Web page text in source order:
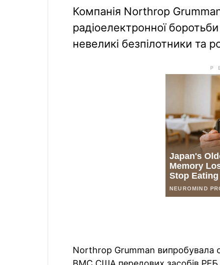
Компанія Northrop
радіоелектронної
невеликі безпілотники та
Northrop Grumman випробувала